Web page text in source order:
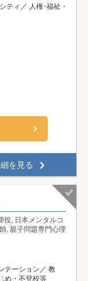
ティ／ 人権･福祉・
を見る
, 日本メンタルコ
, 親子問題専門心理
テーション／ 教
め・不登校等